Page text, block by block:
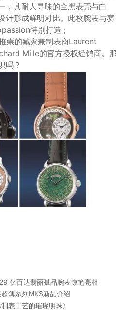
，其耐人寻味的全黑表壳与白
计形成鲜明对比。此枚腕表与赛
特别打造；
崇的藏家兼制表商Laurent
Mille的官方授权经销商。那
吗？
亿百达翡丽孤品腕表惊艳亮相
薄系列MKS新品介绍
表工艺的璀璨明珠》